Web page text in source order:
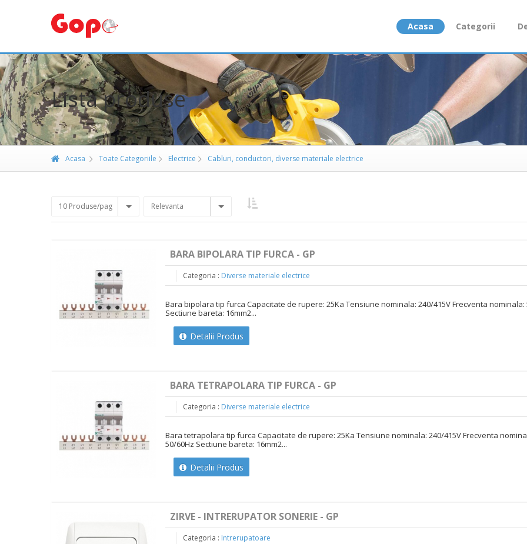
Acasa Categorii
Lista produse
Acasa Toate Categoriile Electrice Cabluri, conductori, diverse materiale electrice
10 Produse/pag Relevanta
BARA BIPOLARA TIP FURCA - GP
Categoria : Diverse materiale electrice
Bara bipolara tip furca Capacitate de rupere: 25Ka Tensiune nominala: 240/415V Frecventa nominala:
Sectiune bareta: 16mm2...
Detalii Produs
BARA TETRAPOLARA TIP FURCA - GP
Categoria : Diverse materiale electrice
Bara tetrapolara tip furca Capacitate de rupere: 25Ka Tensiune nominala: 240/415V Frecventa
50/60Hz Sectiune bareta: 16mm2...
Detalii Produs
ZIRVE - INTRERUPATOR SONERIE - GP
Categoria : Intrerupatoare